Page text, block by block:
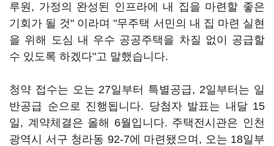
루원, 가정의 완성된 인프라에 내 집을 마련할 좋은
기회가 될 것" 이라며 "무주택 서민의 내 집 마련 실현
을 위해 도심 내 우수 공공주택을 차질 없이 공급할
수 있도록 하겠다"고 말했습니다.
청약 접수는 오는 27일부터 특별공급, 2일부터는 일
반공급 순으로 진행됩니다. 당첨자 발표는 내달 15
일, 계약체결은 올해 6월입니다. 주택전시관은 인천
광역시 서구 청라동 92-7에 마련됐으며, 오는 18일부